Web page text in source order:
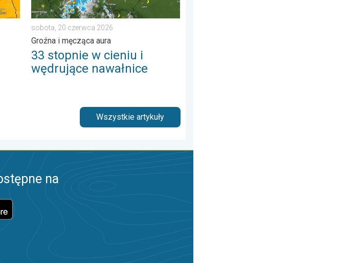
sobota, 20 czerwca 2026
Groźna i męcząca aura
33 stopnie w cieniu i
wędrujące nawałnice
Wszystkie artykuły
na